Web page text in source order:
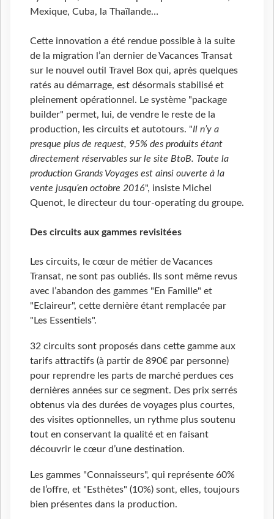
Mexique, Cuba, la Thaïlande…
Cette innovation a été rendue possible à la suite
de la migration l’an dernier de Vacances Transat
sur le nouvel outil Travel Box qui, après quelques
ratés au démarrage, est désormais stabilisé et
pleinement opérationnel. Le système "package
builder" permet, lui, de vendre le reste de la
production, les circuits et autotours. "Il n’y a
presque plus de request, 95% des produits étant
directement réservables sur le site BtoB. Toute la
production Grands Voyages est ainsi ouverte à la
vente jusqu’en octobre 2016", insiste Michel
Quenot, le directeur du tour-operating du groupe.
Des circuits aux gammes revisitées
Les circuits, le cœur de métier de Vacances
Transat, ne sont pas oubliés. Ils sont même revus
avec l’abandon des gammes "En Famille" et
"Eclaireur", cette dernière étant remplacée par
"Les Essentiels".
32 circuits sont proposés dans cette gamme aux
tarifs attractifs (à partir de 890€ par personne)
pour reprendre les parts de marché perdues ces
dernières années sur ce segment. Des prix serrés
obtenus via des durées de voyages plus courtes,
des visites optionnelles, un rythme plus soutenu
tout en conservant la qualité et en faisant
découvrir le cœur d’une destination.
Les gammes "Connaisseurs", qui représente 60%
de l’offre, et "Esthètes" (10%) sont, elles, toujours
bien présentes dans la production.